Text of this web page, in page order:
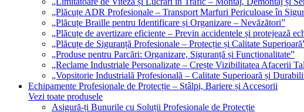
„Plăcuțe ADR Profesionale – Transport Marfuri Periculoase în
„Plăcuțe Braille pentru Identificare și Organizare – Nevăzători”
„Plăcuțe de avertizare eficiente – Previn accidentele și protejează
„Plăcuțe de Siguranță Profesionale – Protecție și Calitate
„Produse pentru Parcări: Organizare, Siguranță și Funcționalitate”
„Reclame Industriale Personalizate – Crește Vizibilitatea Afacerii
„Vopsitorie Industrială Profesională – Calitate Superioară și
Echipamente Profesionale de Protecție – Stâlpi, Bariere și Accesorii
Vezi toate produsele
Asigură-ți Bunurile cu Soluții Profesionale de Protecție